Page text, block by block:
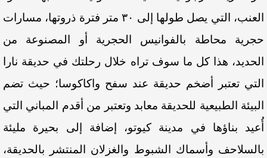
العنب، التي يصل طولها إلى ٣٠ متر فترة ذروتها، مسارات
حجرية محاطة بالفوانيس الحجرية أو المصنوعة من
الحديد، هذا كل ما سوف تراه خلال رحلتك في حديقة نارا
التي تعتبر أضخم حديقة عند سفح واكاكوسا؛ حيث تضم
البيئة الطبيعية للحديقة معابد وتعتبر من أقدم المباني التي
أُعيد بناؤها في مدينة كيوتو، إضافة إلى بحيرة مليئة
بالسلاحف وأسماك الشبوط والغزلان المنتشر بالحديقة،